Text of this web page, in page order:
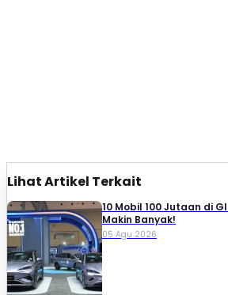
Lihat Artikel Terkait
10 Mobil 100 Jutaan di
Makin Banyak!
05 Agu 2026